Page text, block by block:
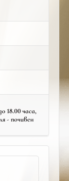
18.00 часа,
- почивен